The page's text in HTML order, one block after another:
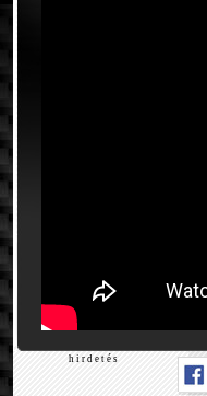
h i r d e t é s